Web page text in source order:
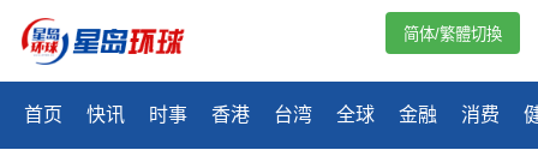
首页 快讯 时事 香港 台湾 全球 金融 消费
简体/繁體切換